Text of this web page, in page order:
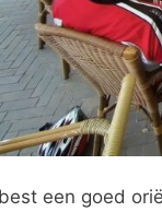
een goed